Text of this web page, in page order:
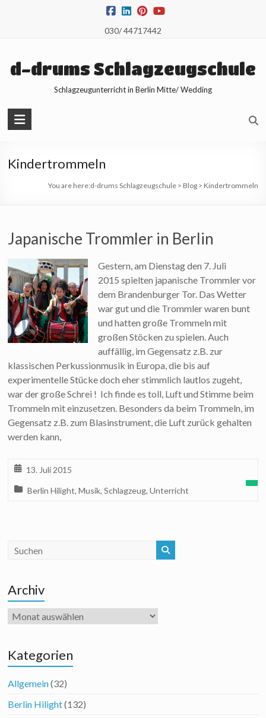
030/ 44717442
d-drums Schlagzeugschule
Schlagzeugunterricht in Berlin Mitte/ Wedding
Kindertrommeln
You are here:d-drums Schlagzeugschule> Blog> Kindertrommeln
Japanische Trommler in Berlin
Gestern, am Dienstag den 7. Juli
2015 spielten japanische Trommler vor
dem Brandenburger Tor. Das Wetter
war gut und die Trommler waren bunt
und hatten große Trommeln mit
großen Stöcken zu spielen. Auch
auffällig, im Gegensatz z.B. zur
klassischen Perkussionmusik in Europa, die bis auf
experimentelle Stücke doch eher stimmlich lautlos zugeht,
war der große Schrei ! Ich finde es toll, Luft und Stimme beim
Trommeln mit einzusetzen. Besonders da beim Trommeln, im
Gegensatz z.B. zum Blasinstrument, die Luft zurück gehalten
werden kann,
13. Juli 2015
Berlin Hilight,Musik,Schlagzeug,Unterricht
Archiv
Archiv
Kategorien
Allgemein(32)
Berlin Hilight(132)